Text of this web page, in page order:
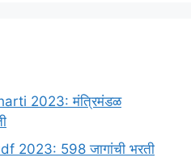
2023: मंत्रिमंडळ
2023: 598 जागांची भरती